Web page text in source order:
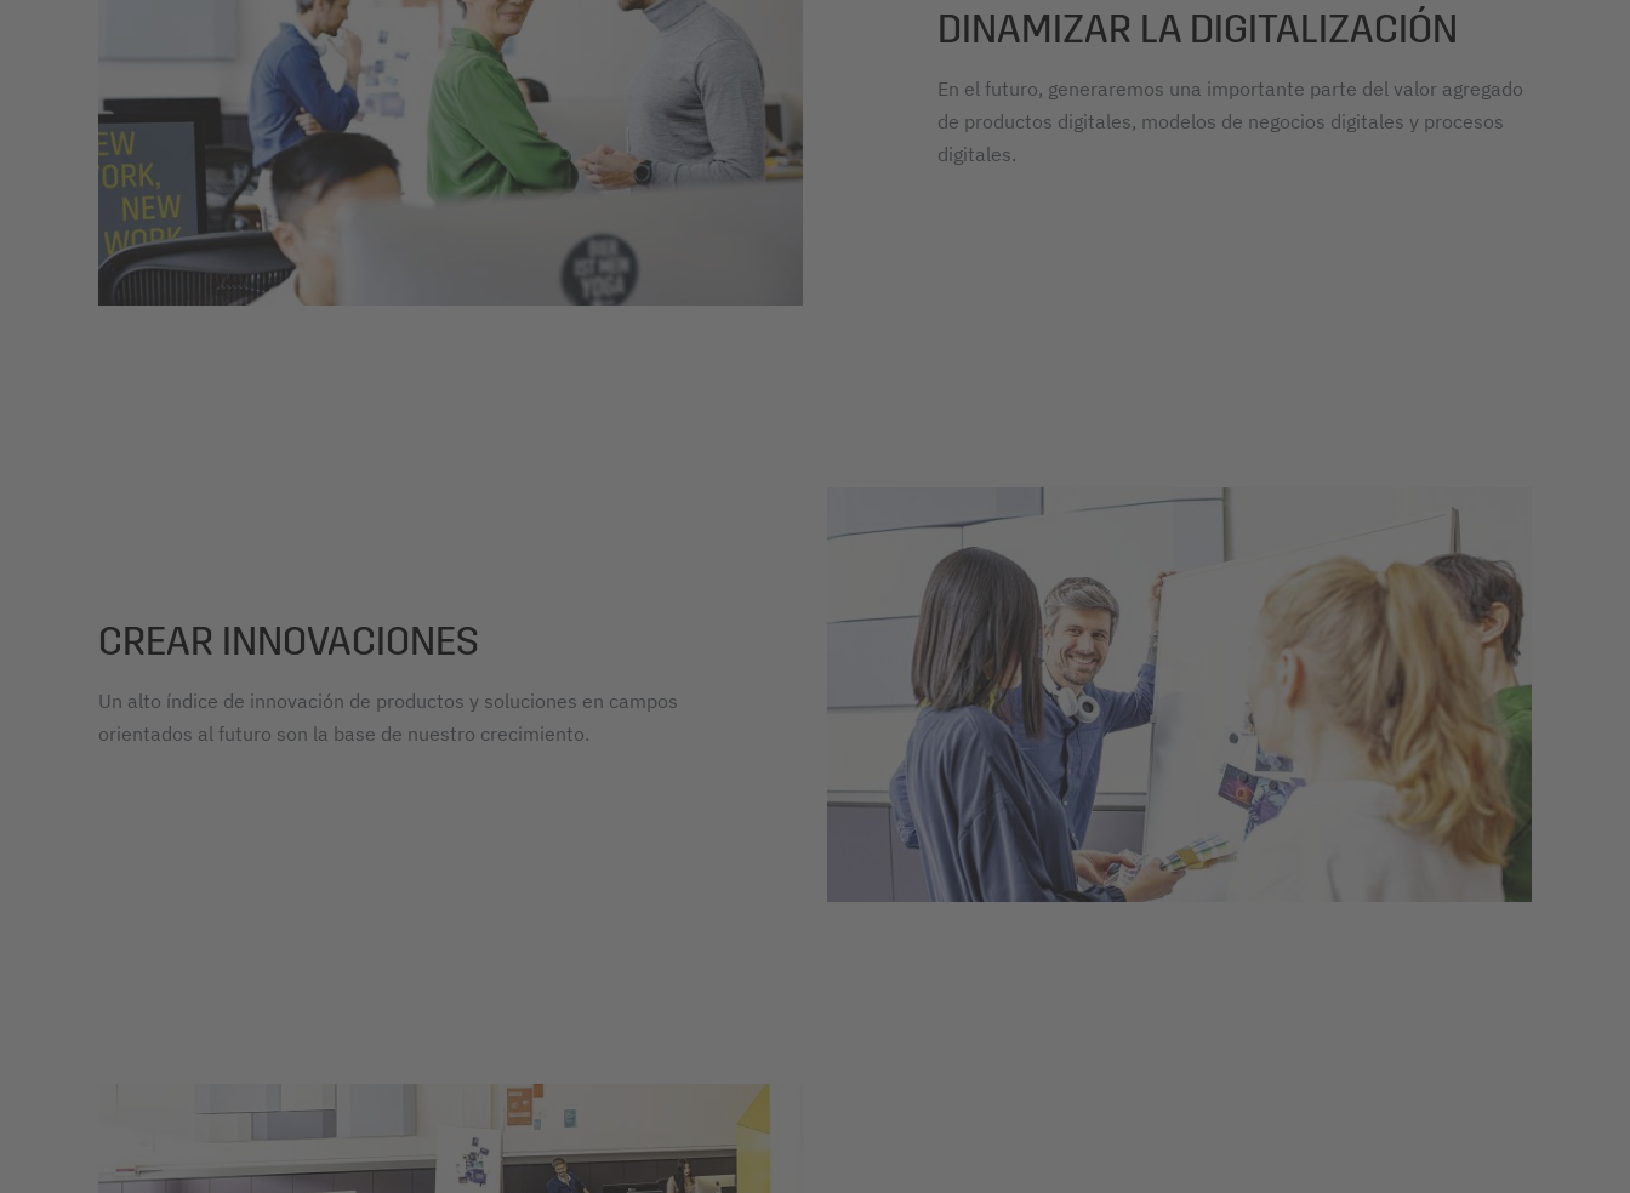
DINAMIZAR LA DIGITALIZACIÓN
En el futuro, generaremos una importante parte del valor agregado
de productos digitales, modelos de negocios digitales y procesos
digitales.
CREAR INNOVACIONES
Un alto índice de innovación de productos y soluciones en campos
orientados al futuro son la base de nuestro crecimiento.